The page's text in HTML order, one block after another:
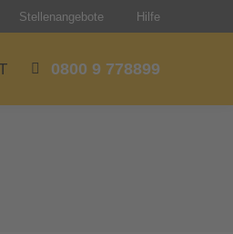
Stellenangebote Hilfe
0800 9 778899